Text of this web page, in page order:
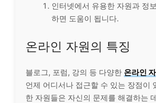
인터넷에서 유용한 자원과 정
하면 도움이 됩니다.
온라인 자원의 특징
블로그, 포럼, 강의 등 다양한 온라인
언제 어디서나 접근할 수 있는 장점이
한 자원들은 자신의 문제를 해결하는